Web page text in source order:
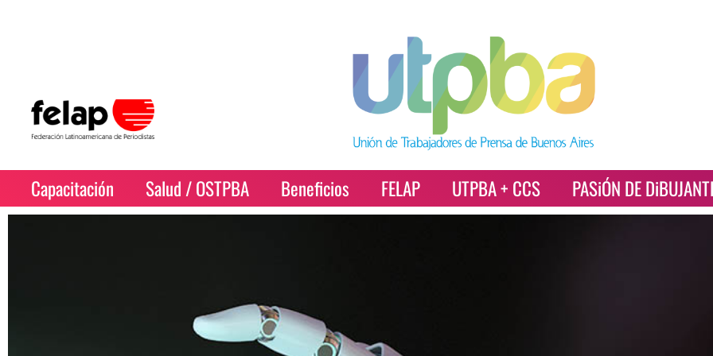
Capacitación Salud / OSTPBA Beneficios FELAP UTPBA + CCS PASiÓN DE